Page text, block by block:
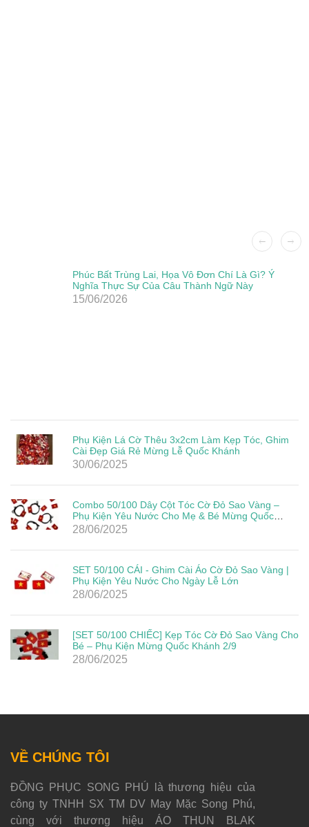
Phúc Bất Trùng Lai, Họa Vô Đơn Chí Là Gì? Ý
Nghĩa Thực Sự Của Câu Thành Ngữ Này
15/06/2026
Phụ Kiện Lá Cờ Thêu 3x2cm Làm Kẹp Tóc, Ghim
Cài Đẹp Giá Rẻ Mừng Lễ Quốc Khánh
30/06/2025
Combo 50/100 Dây Cột Tóc Cờ Đỏ Sao Vàng –
Phụ Kiện Yêu Nước Cho Mẹ & Bé Mừng Quốc
Khánh 2/9
28/06/2025
SET 50/100 CÁI - Ghim Cài Áo Cờ Đỏ Sao Vàng |
Phụ Kiện Yêu Nước Cho Ngày Lễ Lớn
28/06/2025
[SET 50/100 CHIẾC] Kẹp Tóc Cờ Đỏ Sao Vàng Cho
Bé – Phụ Kiện Mừng Quốc Khánh 2/9
28/06/2025
VỀ CHÚNG TÔI
ĐỒNG PHỤC SONG PHÚ là thương hiệu của
công ty TNHH SX TM DV May Mặc Song Phú,
cùng với thương hiệu ÁO THUN BLAK